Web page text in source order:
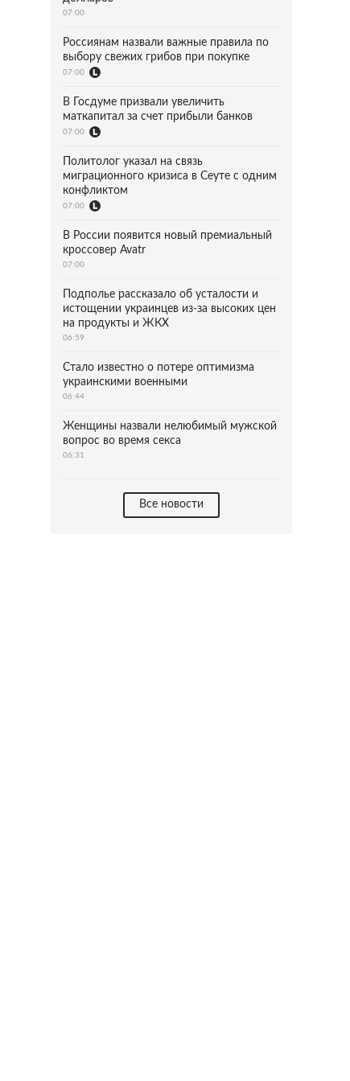
07:00
Россиянам назвали важные правила по
выбору свежих грибов при покупке
07:00
В Госдуме призвали увеличить
маткапитал за счет прибыли банков
07:00
Политолог указал на связь
миграционного кризиса в Сеуте с одним
конфликтом
07:00
В России появится новый премиальный
кроссовер Avatr
07:00
Подполье рассказало об усталости и
истощении украинцев из-за высоких цен
на продукты и ЖКХ
06:59
Стало известно о потере оптимизма
украинскими военными
06:44
Женщины назвали нелюбимый мужской
вопрос во время секса
06:31
Все новости